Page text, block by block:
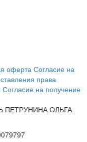
оферта Согласие на
права
Согласие на получение
ПЕТРУНИНА ОЛЬГА